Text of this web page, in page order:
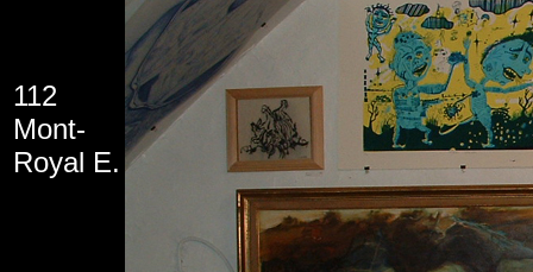
112
Mont-
Royal E.